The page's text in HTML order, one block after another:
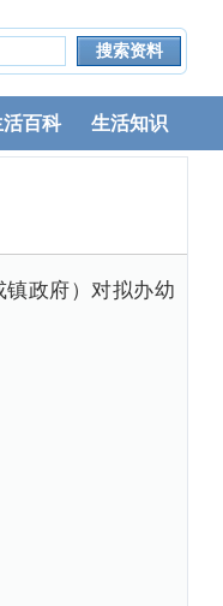
活百科 生活知识
政府）对拟办幼